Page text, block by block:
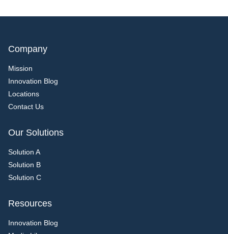
Company
Mission
Innovation Blog
Locations
Contact Us
Our Solutions
Solution A
Solution B
Solution C
Resources
Innovation Blog